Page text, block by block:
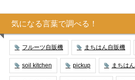
気になる言葉で調べる！
フルーツ自販機 まちはん自販機
soil kitchen pickup まちはん